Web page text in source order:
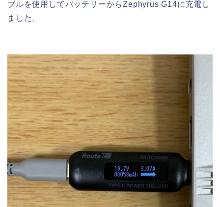
ブルを使用してバッテリーからZephyrus G14に充電し
ました。